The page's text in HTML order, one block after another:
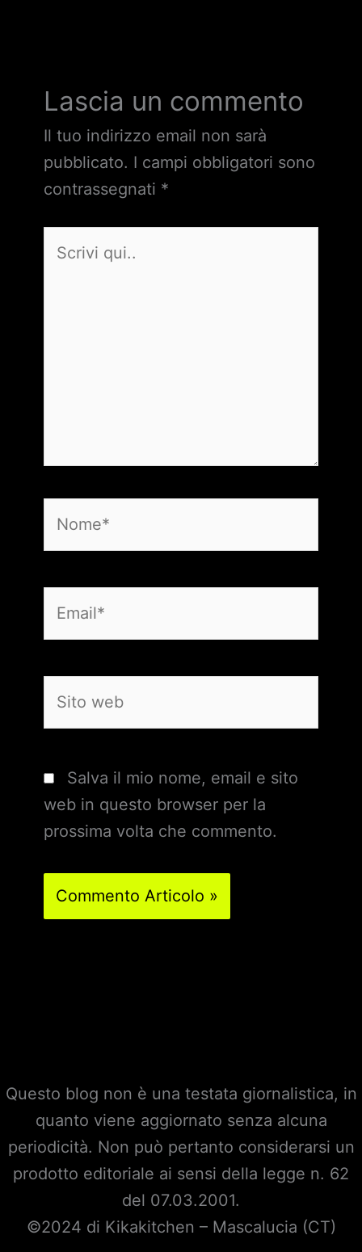
Lascia un commento
Il tuo indirizzo email non sarà
pubblicato. I campi obbligatori sono
contrassegnati *
qui..
web
Salva il mio nome, email e sito
web in questo browser per la
prossima volta che commento.
Questo blog non è una testata giornalistica, in
quanto viene aggiornato senza alcuna
periodicità. Non può pertanto considerarsi un
prodotto editoriale ai sensi della legge n. 62
del 07.03.2001.
©2024 di Kikakitchen – Mascalucia (CT)